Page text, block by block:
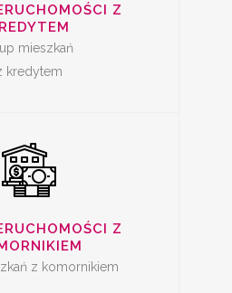
Z
mieszkań
kredytem
Z
z komornikiem
Z